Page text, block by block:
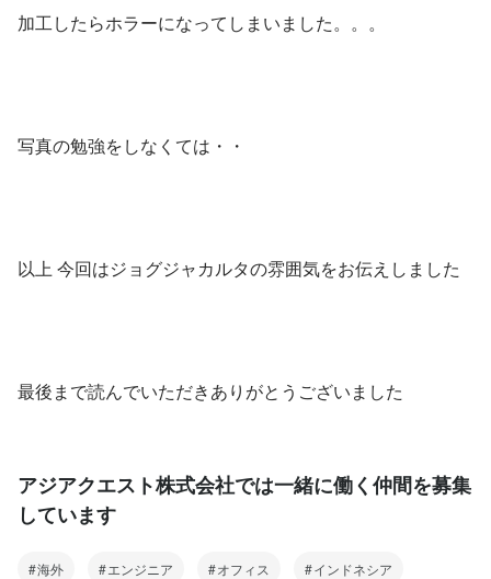
加工したらホラーになってしまいました。。。
写真の勉強をしなくては・・
以上 今回はジョグジャカルタの雰囲気をお伝えしました
最後まで読んでいただきありがとうございました
アジアクエスト株式会社では一緒に働く仲間を募集
しています
海外 エンジニア オフィス インドネシア